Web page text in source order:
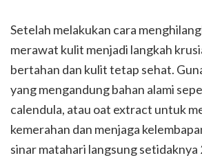
Setelah melakukan cara
merawat kulit menjadi langkah
bertahan dan kulit tetap sehat.
yang mengandung bahan alami
calendula, atau oat extract untuk
kemerahan dan menjaga
sinar matahari langsung setidaknya